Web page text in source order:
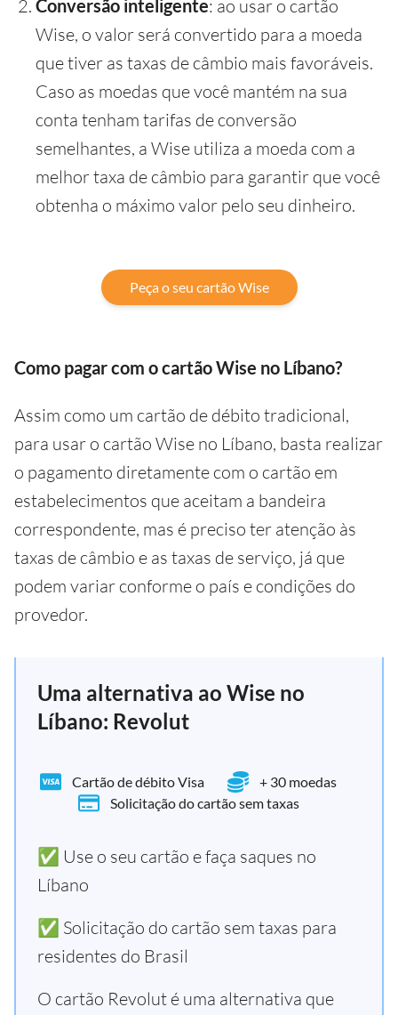
Conversão inteligente: ao usar o cartão
Wise, o valor será convertido para a moeda
que tiver as taxas de câmbio mais favoráveis.
Caso as moedas que você mantém na sua
conta tenham tarifas de conversão
semelhantes, a Wise utiliza a moeda com a
melhor taxa de câmbio para garantir que você
obtenha o máximo valor pelo seu dinheiro.
Peça o seu cartão Wise
Como pagar com o cartão Wise no Líbano?
Assim como um cartão de débito tradicional,
para usar o cartão Wise no Líbano, basta realizar
o pagamento diretamente com o cartão em
estabelecimentos que aceitam a bandeira
correspondente, mas é preciso ter atenção às
taxas de câmbio e as taxas de serviço, já que
podem variar conforme o país e condições do
provedor.
Uma alternativa ao Wise no
Líbano: Revolut
Cartão de débito Visa
+ 30 moedas
Solicitação do cartão sem taxas
✅ Use o seu cartão e faça saques no
Líbano
✅ Solicitação do cartão sem taxas para
residentes do Brasil
O cartão Revolut é uma alternativa que